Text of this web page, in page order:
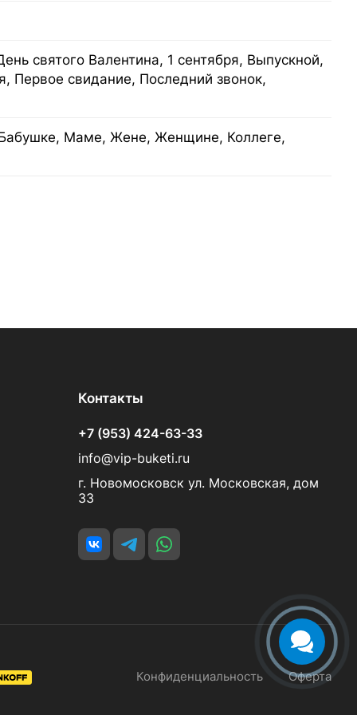
святого Валентина, 1 сентября, Выпускной,
Первое свидание, Последний звонок,
Маме, Жене, Женщине, Коллеге,
Контакты
+7 (953) 424-63-33
info@vip-buketi.ru
г. Новомосковск ул. Московская, дом
33
Конфиденциальность Оферта